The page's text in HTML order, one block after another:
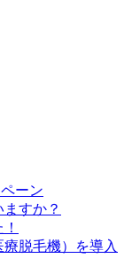
ーン
すか？
脱毛機）を導入